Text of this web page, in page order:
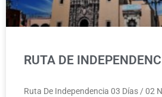
RUTA DE
Ruta De Independencia 03 Días / 02